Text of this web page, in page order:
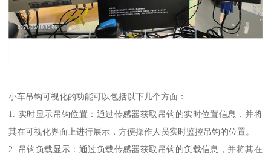
小车吊钩可视化的功能可以包括以下几个方面：
1. 实时显示吊钩位置：通过传感器获取吊钩的实时位置信息，并将
其在可视化界面上进行展示，方便操作人员实时监控吊钩的位置。
2. 吊钩负载显示：通过负载传感器获取吊钩的负载信息，并将其在